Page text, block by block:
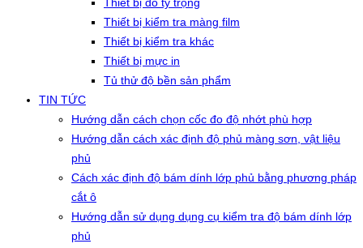
Thiết bị kiểm tra màng film
Thiết bị kiểm tra khác
Thiết bị mực in
Tủ thử độ bền sản phẩm
TIN TỨC
Hướng dẫn cách chọn cốc đo độ nhớt phù hợp
Hướng dẫn cách xác định độ phủ màng sơn, vật liệu
phủ
Cách xác định độ bám dính lớp phủ bằng phương pháp
cắt ô
Hướng dẫn sử dụng dụng cụ kiểm tra độ bám dính lớp
phủ